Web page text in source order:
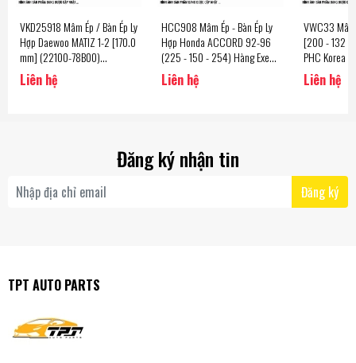
VKD25918 Mâm Ép / Bàn Ép Ly
Hợp Daewoo MATIZ 1-2 [170.0
mm] (22100-78B00)
VKD17292 - DWC14 Hàng
Valeo PHC Korea
Liên hệ
HCC908 Mâm Ép - Bàn Ép Ly
Hợp Honda ACCORD 92-96
(225 - 150 - 254) Hàng Exedy
- Japan
Liên hệ
VWC33
[200 - 132 -
PHC Korea
Liên hệ
Đăng ký nhận tin
Đăng ký
TPT AUTO PARTS